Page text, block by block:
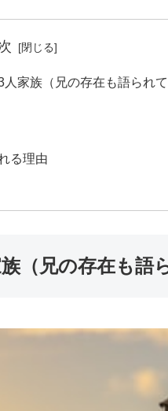
家族（兄の存在も語られて
る理由
（兄の存在も語